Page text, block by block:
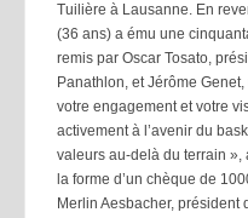
Tuilière à Lausanne. En
(36 ans) a ému une
remis par Oscar Tosato,
Panathlon, et Jérôme
votre engagement et votre
activement à l’avenir du
valeurs au-delà du terrain »,
la forme d’un chèque de
Merlin Aesbacher,